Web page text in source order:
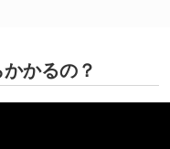
かるの？